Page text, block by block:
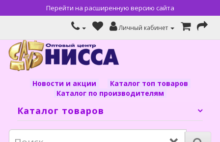
Перейти на расширенную версию сайта
Личный кабинет
Новости и акции
Каталог топ товаров
Каталог по производителям
Каталог товаров